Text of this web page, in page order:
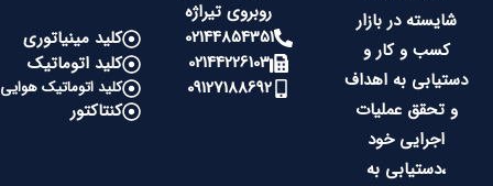
شایسته در بازار
کسب و کار و
دستیابی به اهداف
و تحقق عملیات
اجرایی خود
،دستیابی به
روبروی تیراژه
02144854351
02144226103
09127188692
کلید مینیاتوری
کلید اتوماتیک
کلید اتوماتیک هوایی
کنتاکتور